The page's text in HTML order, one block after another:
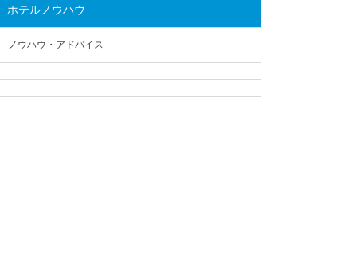
ホテルノウハウ
ノウハウ・アドバイス